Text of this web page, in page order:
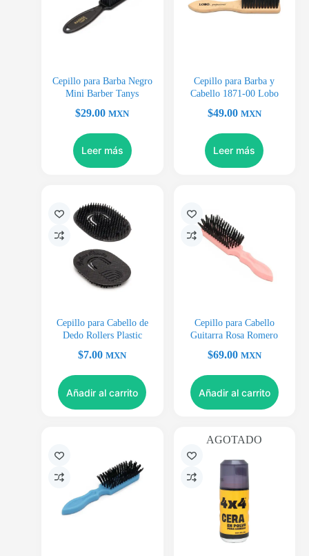
Cepillo para Barba Negro
Mini Barber Tanys
$29.00 MXN
Leer más
Cepillo para Barba y
Cabello 1871-00 Lobo
$49.00 MXN
Leer más
Cepillo para Cabello de
Dedo Rollers Plastic
$7.00 MXN
Añadir al carrito
Cepillo para Cabello
Guitarra Rosa Romero
$69.00 MXN
Añadir al carrito
AGOTADO